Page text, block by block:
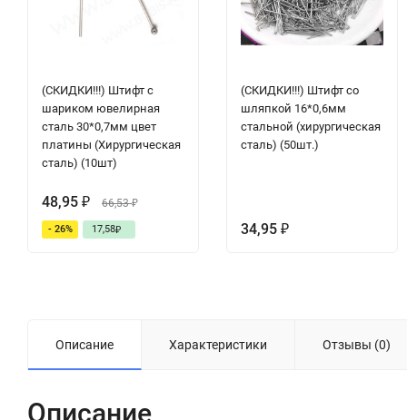
(СКИДКИ!!!) Штифт с
шариком ювелирная
сталь 30*0,7мм цвет
платины (Хирургическая
сталь) (10шт)
48,95 ₽ 66,53₽
- 26% 17,58₽
(СКИДКИ!!!) Штифт со
шляпкой 16*0,6мм
стальной (хирургическая
сталь) (50шт.)
34,95 ₽
Описание Характеристики Отзывы (0)
Описание